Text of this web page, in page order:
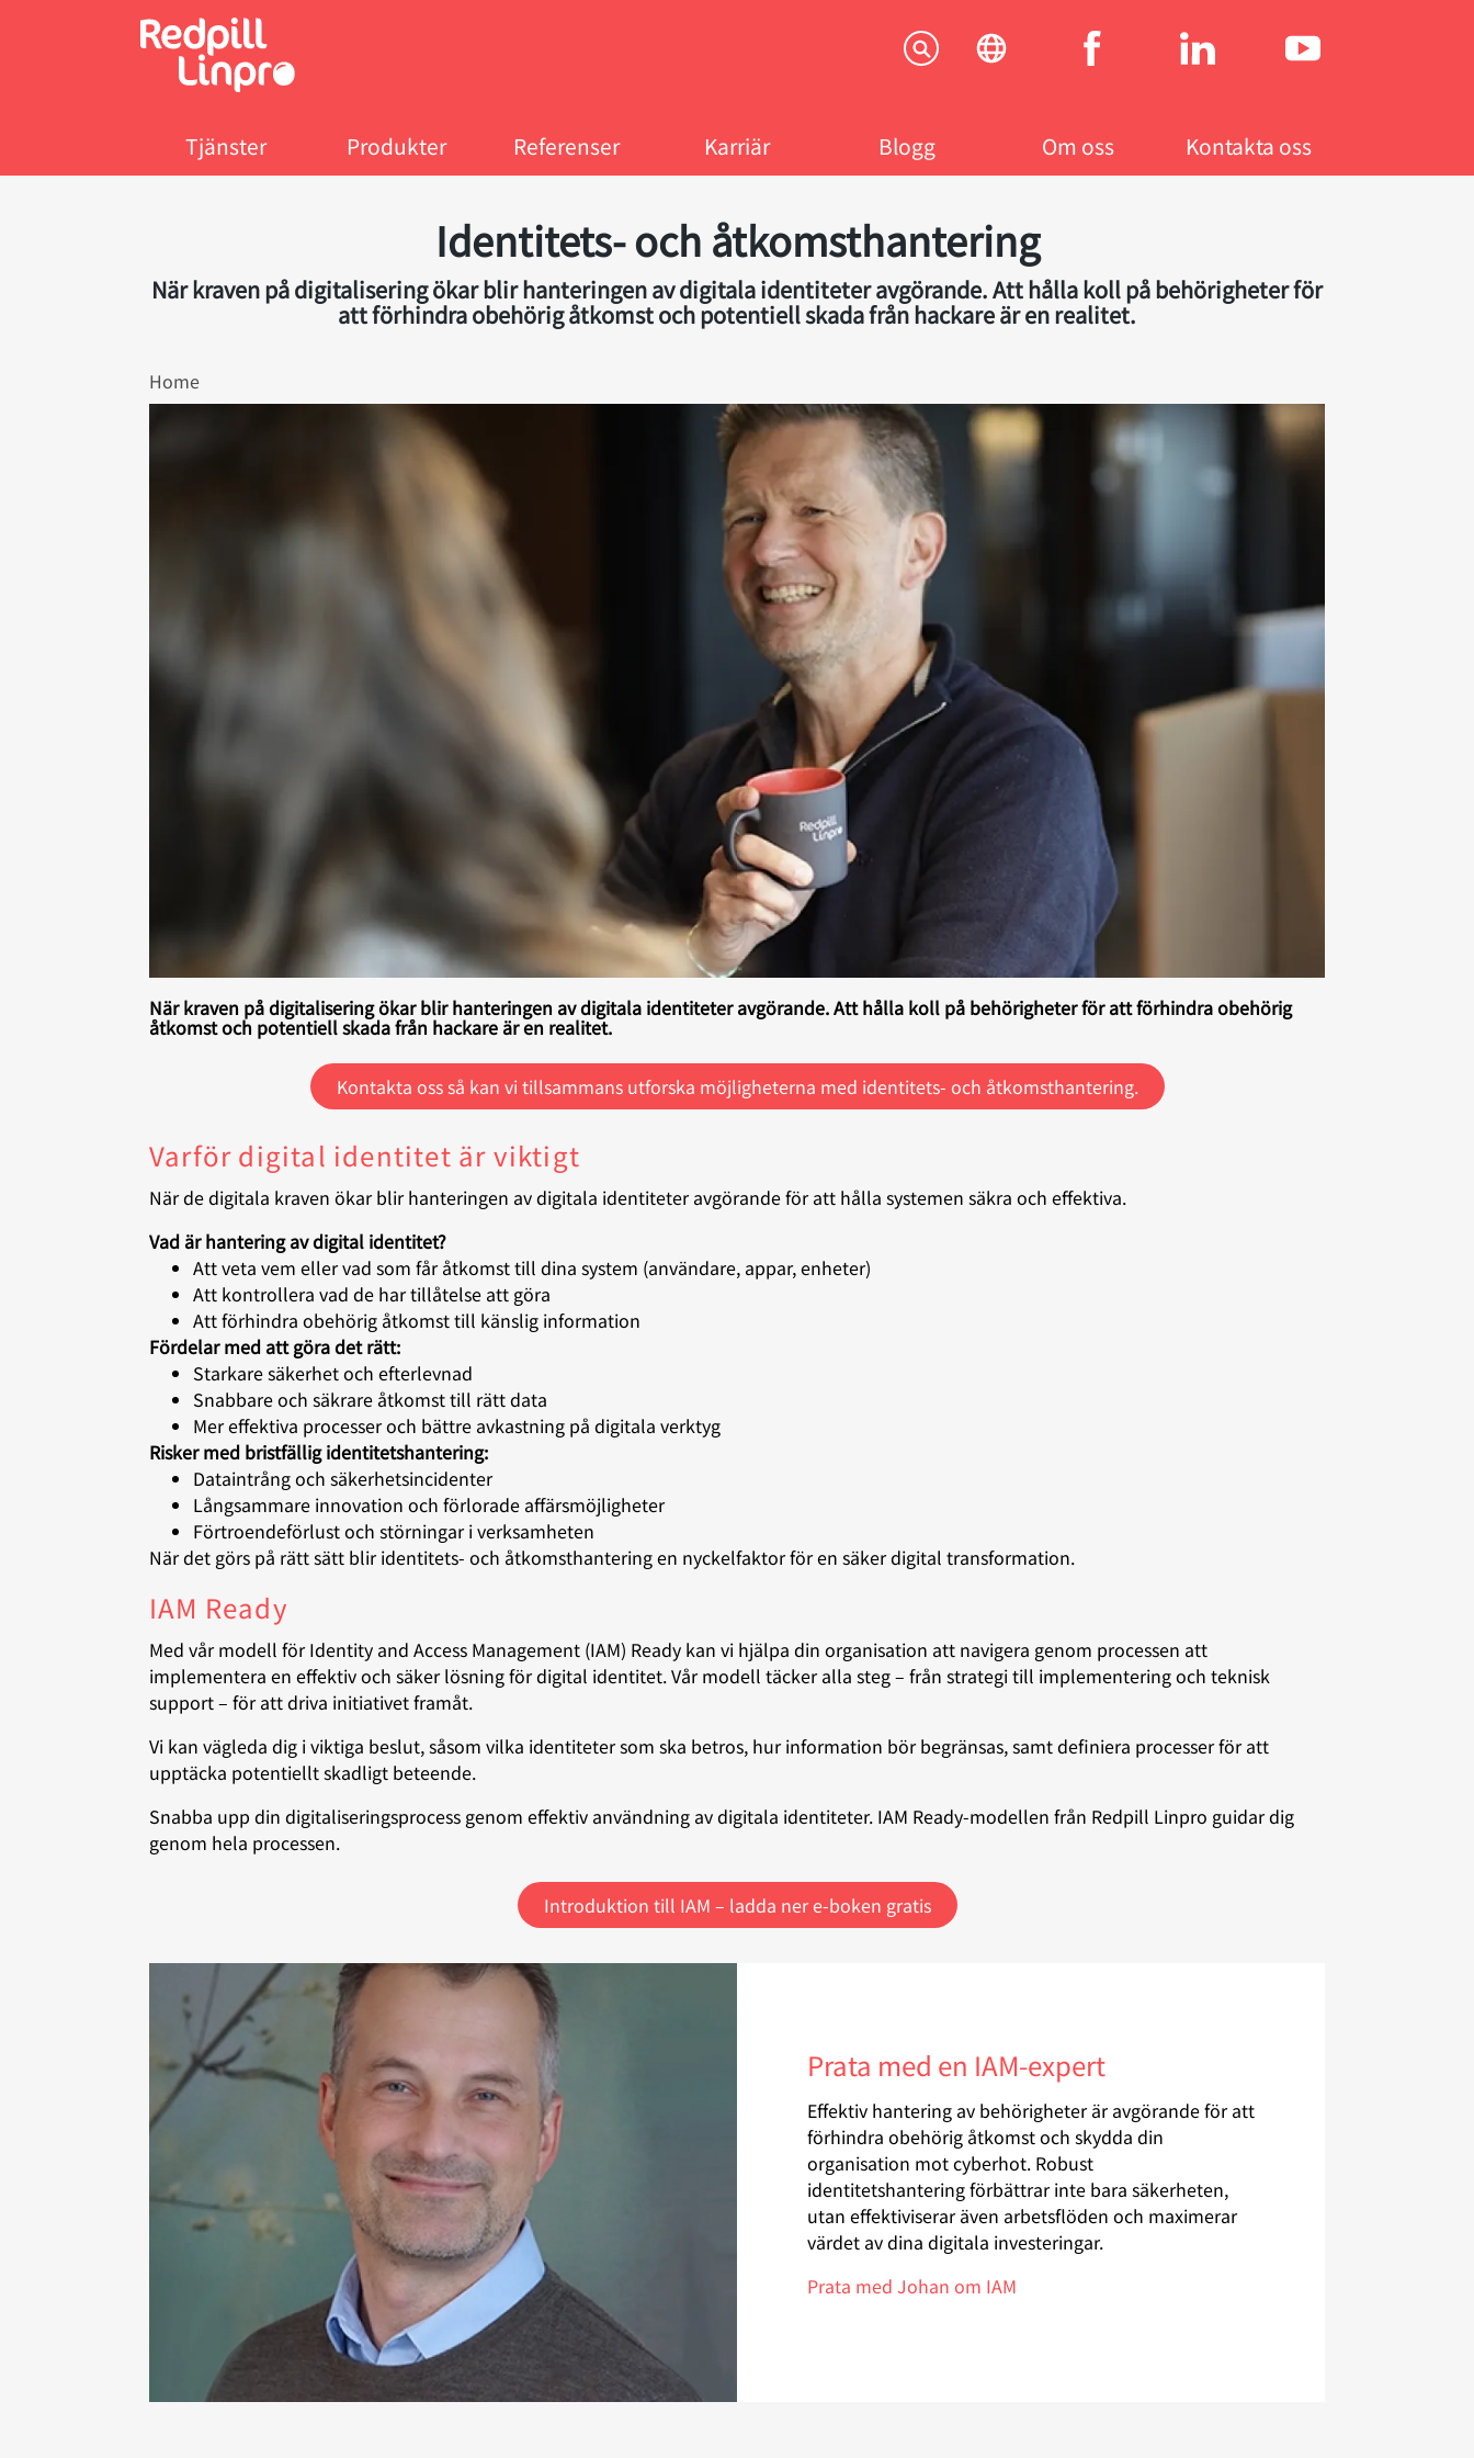
Social
Tjänster Produkter Referenser Karriär Blogg Om oss Kontakta oss
Identitets- och åtkomsthantering
När kraven på digitalisering ökar blir hanteringen av digitala identiteter avgörande. Att hålla koll på behörigheter för
att förhindra obehörig åtkomst och potentiell skada från hackare är en realitet.
Breadcrumb
Home
När kraven på digitalisering ökar blir hanteringen av digitala identiteter avgörande. Att hålla koll på behörigheter för att förhindra obehörig
åtkomst och potentiell skada från hackare är en realitet.
Kontakta oss så kan vi tillsammans utforska möjligheterna med identitets- och åtkomsthantering.
Varför digital identitet är viktigt
När de digitala kraven ökar blir hanteringen av digitala identiteter avgörande för att hålla systemen säkra och effektiva.
Vad är hantering av digital identitet?
Att veta vem eller vad som får åtkomst till dina system (användare, appar, enheter)
Att kontrollera vad de har tillåtelse att göra
Att förhindra obehörig åtkomst till känslig information
Fördelar med att göra det rätt:
Starkare säkerhet och efterlevnad
Snabbare och säkrare åtkomst till rätt data
Mer effektiva processer och bättre avkastning på digitala verktyg
Risker med bristfällig identitetshantering:
Dataintrång och säkerhetsincidenter
Långsammare innovation och förlorade affärsmöjligheter
Förtroendeförlust och störningar i verksamheten
När det görs på rätt sätt blir identitets- och åtkomsthantering en nyckelfaktor för en säker digital transformation.
IAM Ready
Med vår modell för Identity and Access Management (IAM) Ready kan vi hjälpa din organisation att navigera genom processen att
implementera en effektiv och säker lösning för digital identitet. Vår modell täcker alla steg – från strategi till implementering och teknisk
support – för att driva initiativet framåt.
Vi kan vägleda dig i viktiga beslut, såsom vilka identiteter som ska betros, hur information bör begränsas, samt definiera processer för att
upptäcka potentiellt skadligt beteende.
Snabba upp din digitaliseringsprocess genom effektiv användning av digitala identiteter. IAM Ready-modellen från Redpill Linpro guidar dig
genom hela processen.
Introduktion till IAM – ladda ner e-boken gratis
Prata med en IAM-expert
Effektiv hantering av behörigheter är avgörande för att
förhindra obehörig åtkomst och skydda din
organisation mot cyberhot. Robust
identitetshantering förbättrar inte bara säkerheten,
utan effektiviserar även arbetsflöden och maximerar
värdet av dina digitala investeringar.
Prata med Johan om IAM